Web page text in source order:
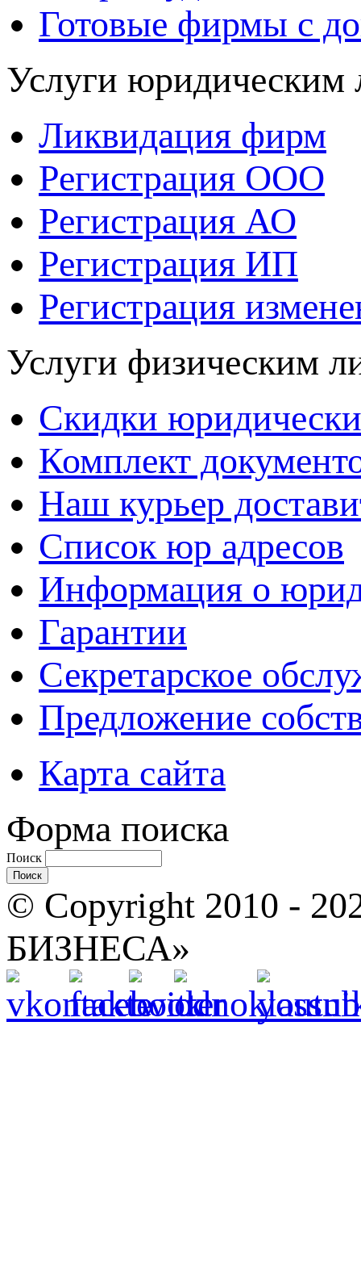
Готовые фирмы с
Услуги юридическим
Ликвидация фирм
Регистрация ООО
Регистрация АО
Регистрация ИП
Регистрация
Услуги физическим
Скидки
Комплект
Наш курьер
Список юр адресов
Информация о
Гарантии
Секретарское
Предложение
Карта сайта
Форма поиска
Поиск
© Copyright 2010 -
БИЗНЕСА»